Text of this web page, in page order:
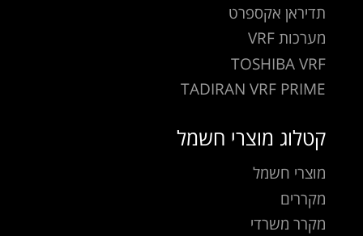
תדיראן אקספרט
מערכות VRF
TOSHIBA VRF
TADIRAN VRF PRIME
קטלוג מוצרי חשמל
מוצרי חשמל
מקררים
מקרר משרדי